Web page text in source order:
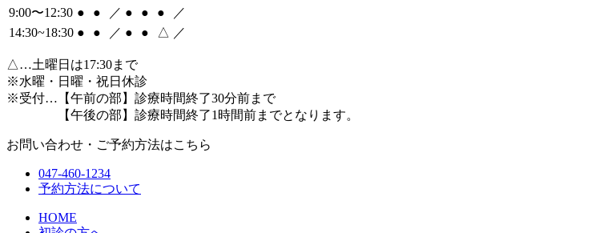
9:00〜12:30 ● ● ／ ● ● ●
／
14:30~18:30 ● ● ／ ● ● △ ／
△…土曜日は17:30まで
※水曜・日曜・祝日休診
※受付…【午前の部】診療時間終了30分前まで
【午後の部】診療時間終了1時間前までとなります。
お問い合わせ・ご予約方法はこちら
047-460-1234
予約方法について
HOME